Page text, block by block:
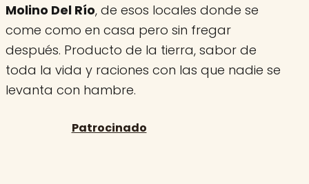
Molino Del Río, de esos locales donde se
come como en casa pero sin fregar
después. Producto de la tierra, sabor de
toda la vida y raciones con las que nadie se
levanta con hambre.